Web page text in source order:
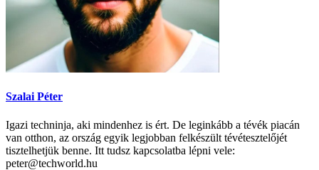
Szalai Péter
Igazi techninja, aki mindenhez is ért. De leginkább a tévék piacán
van otthon, az ország egyik legjobban felkészült tévétesztelőjét
tisztelhetjük benne. Itt tudsz kapcsolatba lépni vele:
peter@techworld.hu